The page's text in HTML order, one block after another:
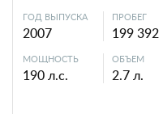
ГОД ВЫПУСКА
2007
ПРОБЕГ
199 392
МОЩНОСТЬ
190 л.с.
ОБЪЕМ
2.7 л.